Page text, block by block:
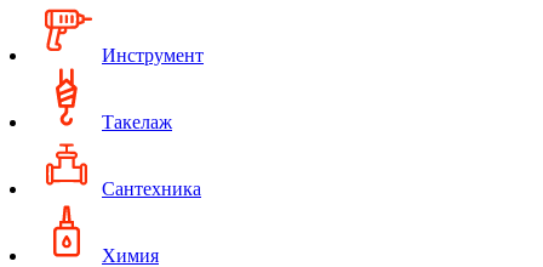
Инструмент
Такелаж
Сантехника
Химия